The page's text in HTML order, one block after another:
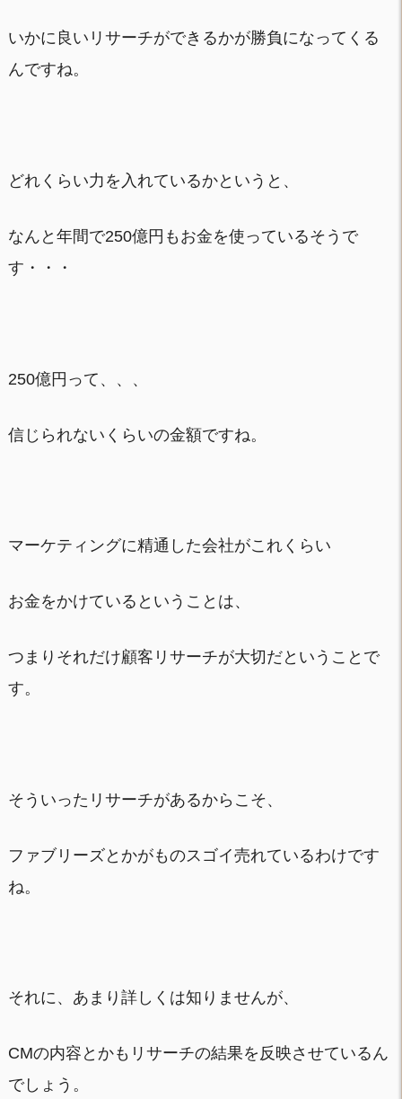
いかに良いリサーチができるかが勝負になってくる
んですね。
どれくらい力を入れているかというと、
なんと年間で250億円もお金を使っているそうで
す・・・
250億円って、、、
信じられないくらいの金額ですね。
マーケティングに精通した会社がこれくらい
お金をかけているということは、
つまりそれだけ顧客リサーチが大切だということで
す。
そういったリサーチがあるからこそ、
ファブリーズとかがものスゴイ売れているわけです
ね。
それに、あまり詳しくは知りませんが、
CMの内容とかもリサーチの結果を反映させているん
でしょう。